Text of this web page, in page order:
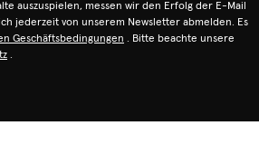
auszuspielen, messen wir den Erfolg der E-Mail
jederzeit von unserem Newsletter abmelden. Es
Geschäftsbedingungen . Bitte beachte unsere
.